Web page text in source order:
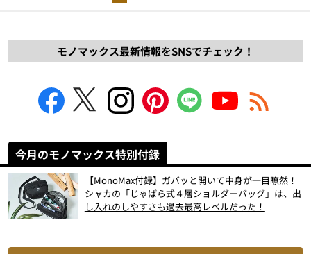
モノマックス最新情報をSNSでチェック！
今月のモノマックス特別付録
【MonoMax付録】ガバッと開いて中身が一目瞭然！
シャカの「じゃばら式４層ショルダーバッグ」は、出
し入れのしやすさも過去最高レベルだった！